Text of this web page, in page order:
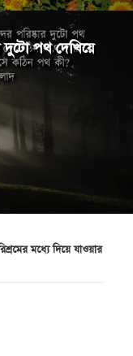
দুটো পথ দেখিয়ে